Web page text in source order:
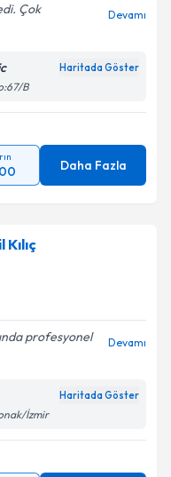
Çok
Devamı
Haritada Göster
B
Daha Fazla
profesyonel
Devamı
Haritada Göster
İzmir